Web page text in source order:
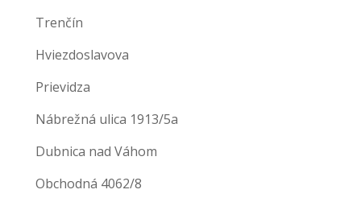
Trenčín
Hviezdoslavova
Prievidza
Nábrežná ulica 1913/5a
Dubnica nad Váhom
Obchodná 4062/8